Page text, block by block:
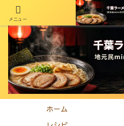
千葉在住50年以上のminiがラーメン・
ホーム
メニュー